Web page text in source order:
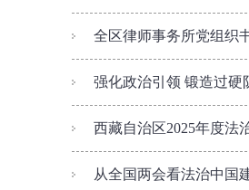
全区律师事务所党组织
强化政治引领 锻造过硬
西藏自治区2025年度法
从全国两会看法治中国